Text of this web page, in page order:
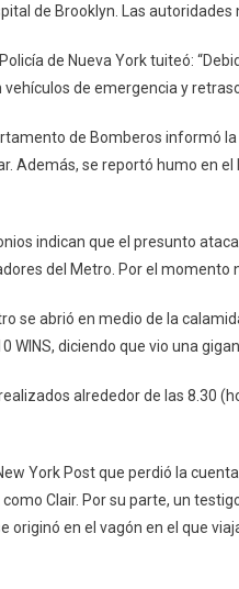
de Brooklyn. Las autoridades
de Nueva York tuiteó:
de emergencia y
de Bomberos informó
Además, se reportó humo en
indican que el presunto
del Metro. Por el momento
se abrió en medio de la
WINS, diciendo que vio una
alrededor de las 8.30
York Post que perdió la
Clair. Por su parte, un
originó en el vagón en el que